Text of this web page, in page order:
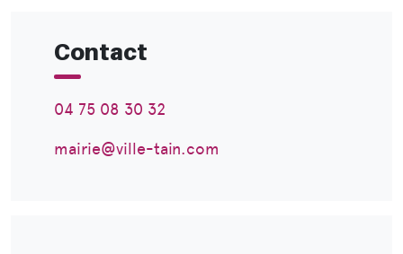
Contact
04 75 08 30 32
mairie@ville-tain.com